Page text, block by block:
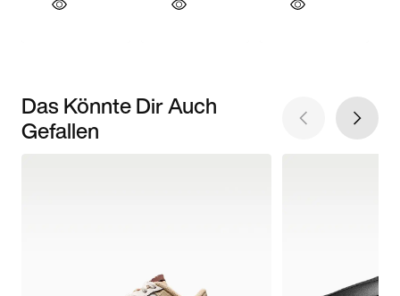
Das Könnte Dir Auch
Gefallen